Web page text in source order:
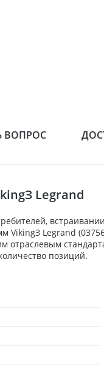
ВОПРОС
Legrand
VikingЗ Legrand
отраслевым
позиций.